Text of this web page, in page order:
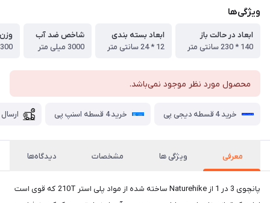
ویژگی‌ها
ابعاد در حالت باز
140 * 230 سانتی متر
ابعاد بسته بندی
12 * 24 سانتی متر
شاخص ضد آب
3000 میلی متر
وزن
300 گرم
محصول مورد نظر موجود نمی‌باشد.
خرید 4 قسطه دیجی پی خرید 4 قسطه اسنپ پی
معرفی ویژگی ها مشخصات دیدگاه‌ها
پانچوی 3 در 1 از Naturehike ساخته شده از مواد پلی استر 210T که قوی است